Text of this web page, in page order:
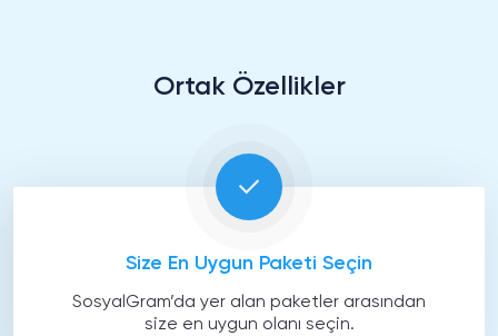
Ortak Özellikler
Size En Uygun Paketi Seçin
SosyalGram’da yer alan paketler arasından
size en uygun olanı seçin.